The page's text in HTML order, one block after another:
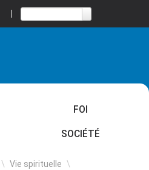
FOI
SOCIÉTÉ
\ Vie spirituelle \